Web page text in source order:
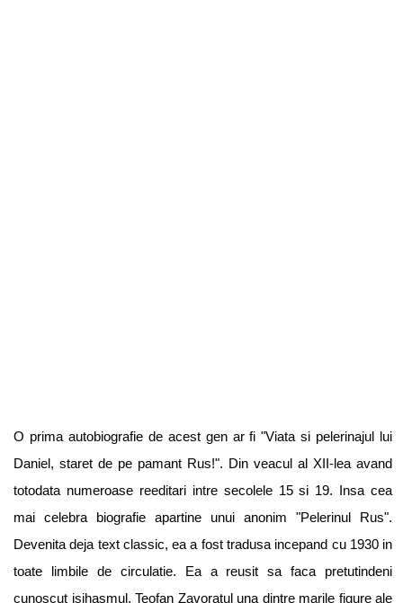
O prima autobiografie de acest gen ar fi "Viata si pelerinajul lui
Daniel, staret de pe pamant Rus!". Din veacul al XII-lea avand
totodata numeroase reeditari intre secolele 15 si 19. Insa cea
mai celebra biografie apartine unui anonim "Pelerinul Rus".
Devenita deja text classic, ea a fost tradusa incepand cu 1930 in
toate limbile de circulatie. Ea a reusit sa faca pretutindeni
cunoscut isihasmul. Teofan Zavoratul una dintre marile figure ale